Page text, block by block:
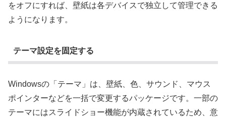
をオフにすれば、壁紙は各デバイスで独立して管理できる
ようになります。
テーマ設定を固定する
Windowsの「テーマ」は、壁紙、色、サウンド、マウス
ポインターなどを一括で変更するパッケージです。一部の
テーマにはスライドショー機能が内蔵されているため、意